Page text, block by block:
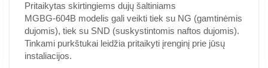
Pritaikytas skirtingiems dujų šaltiniams
MGBG-604B modelis gali veikti tiek su NG (gamtinėmis
dujomis), tiek su SND (suskystintomis naftos dujomis).
Tinkami purkštukai leidžia pritaikyti įrenginį prie jūsų
instaliacijos.